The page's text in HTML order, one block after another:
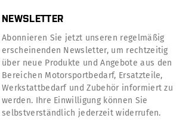
NEWSLETTER
Abonnieren Sie jetzt unseren regelmäßig
erscheinenden Newsletter, um rechtzeitig
über neue Produkte und Angebote aus den
Bereichen Motorsportbedarf, Ersatzteile,
Werkstattbedarf und Zubehör informiert zu
werden. Ihre Einwilligung können Sie
selbstverständlich jederzeit widerrufen.